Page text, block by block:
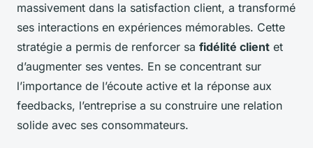
massivement dans la satisfaction client, a transformé
ses interactions en expériences mémorables. Cette
stratégie a permis de renforcer sa fidélité client et
d’augmenter ses ventes. En se concentrant sur
l’importance de l’écoute active et la réponse aux
feedbacks, l’entreprise a su construire une relation
solide avec ses consommateurs.